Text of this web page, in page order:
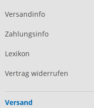
Versandinfo
Zahlungsinfo
Lexikon
Vertrag widerrufen
Versand